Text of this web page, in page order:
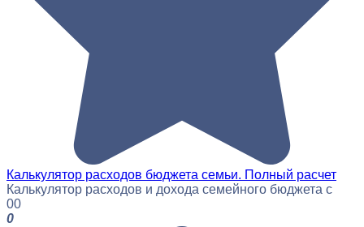
Калькулятор расходов бюджета семьи. Полный расчет
Калькулятор расходов и дохода семейного бюджета с
00
0